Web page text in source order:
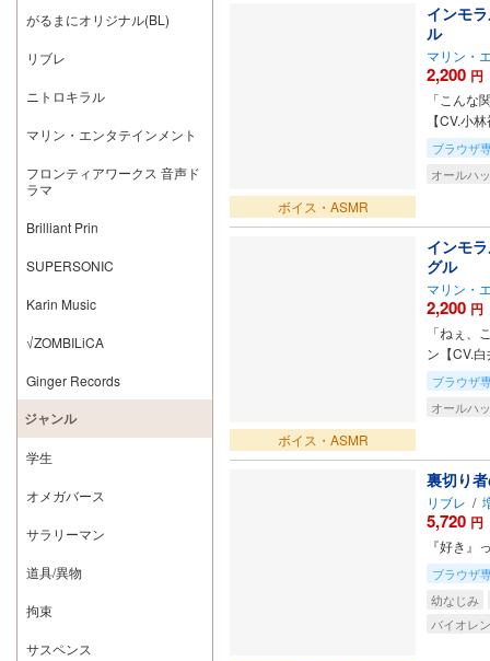
ボイス・ASMR
インモ
ル
マリン・
2,200 円
「こん
【CV.小
ブラウザ
オールハ
ボイス・ASMR
インモ
グル
マリン・
2,200 円
「ねぇ
ン【CV.
ブラウザ
オールハ
裏切り
リブレ /
5,720 円
『好き
ブラウザ
幼なじみ
バイオレ
がるまにオリジナル(BL)
リブレ
ニトロキラル
マリン・エンタテインメント
フロンティアワークス 音声ド
ラマ
Brilliant Prin
SUPERSONIC
Karin Music
√ZOMBILiCA
Ginger Records
ジャンル
学生
オメガバース
サラリーマン
道具/異物
拘束
サスペンス